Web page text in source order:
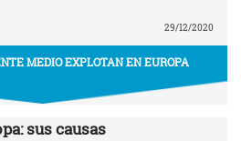
29/12/2020
MEDIO EXPLOTAN EN EUROPA
sus causas